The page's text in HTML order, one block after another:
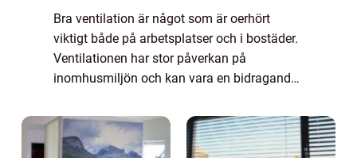
Bra ventilation är något som är oerhört
viktigt både på arbetsplatser och i bostäder.
Ventilationen har stor påverkan på
inomhusmiljön och kan vara en bidragande
hälsoproblem i byggnaden. Ventilationen
kan ocks...